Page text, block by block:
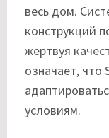
весь дом.
конструкций
жертвуя
означает, что
условиям.